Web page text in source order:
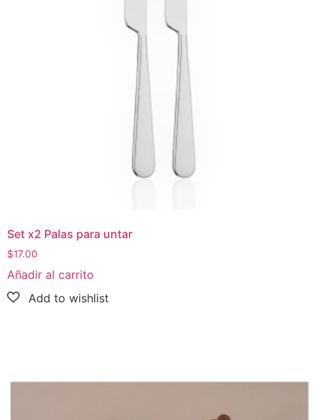
Set x2 Palas para untar
$17.00
Añadir al carrito